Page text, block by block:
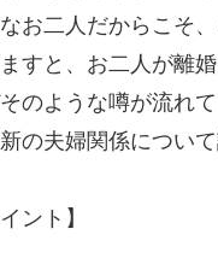
お二人だからこそ
すと、お二人が離
のような噂が流れ
の夫婦関係につい
ント】